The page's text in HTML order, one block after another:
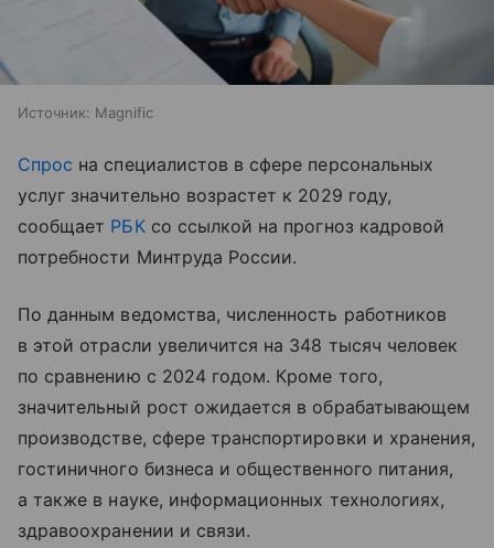
Источник: Magnific
Спрос на специалистов в сфере персональных
услуг значительно возрастет к 2029 году,
сообщает РБКсо ссылкой на прогноз кадровой
потребности Минтруда России.
По данным ведомства, численность работников
в этой отрасли увеличится на 348 тысяч человек
по сравнению с 2024 годом. Кроме того,
значительный рост ожидается в обрабатывающем
производстве, сфере транспортировки и хранения,
гостиничного бизнеса и общественного питания,
а также в науке, информационных технологиях,
здравоохранении и связи.